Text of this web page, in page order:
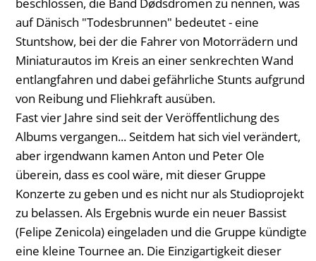
auf Dänisch "Todesbrunnen" bedeutet - eine
Stuntshow, bei der die Fahrer von Motorrädern und
Miniaturautos im Kreis an einer senkrechten Wand
entlangfahren und dabei gefährliche Stunts aufgrund
von Reibung und Fliehkraft ausüben.
Fast vier Jahre sind seit der Veröffentlichung des
Albums vergangen... Seitdem hat sich viel verändert,
aber irgendwann kamen Anton und Peter Ole
überein, dass es cool wäre, mit dieser Gruppe
Konzerte zu geben und es nicht nur als Studioprojekt
zu belassen. Als Ergebnis wurde ein neuer Bassist
(Felipe Zenicola) eingeladen und die Gruppe kündigte
eine kleine Tournee an. Die Einzigartigkeit dieser